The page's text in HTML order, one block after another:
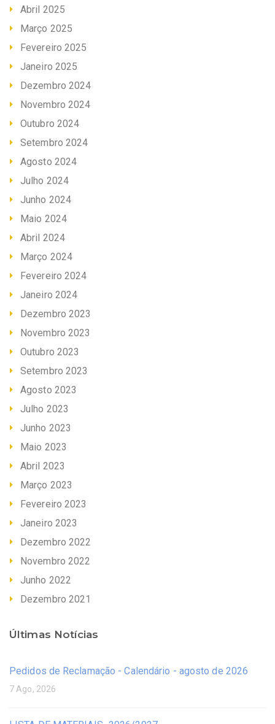
Abril 2025
Março 2025
Fevereiro 2025
Janeiro 2025
Dezembro 2024
Novembro 2024
Outubro 2024
Setembro 2024
Agosto 2024
Julho 2024
Junho 2024
Maio 2024
Abril 2024
Março 2024
Fevereiro 2024
Janeiro 2024
Dezembro 2023
Novembro 2023
Outubro 2023
Setembro 2023
Agosto 2023
Julho 2023
Junho 2023
Maio 2023
Abril 2023
Março 2023
Fevereiro 2023
Janeiro 2023
Dezembro 2022
Novembro 2022
Junho 2022
Dezembro 2021
Últimas Notícias
Pedidos de Reclamação - Calendário - agosto de 2026
7 Ago, 2026